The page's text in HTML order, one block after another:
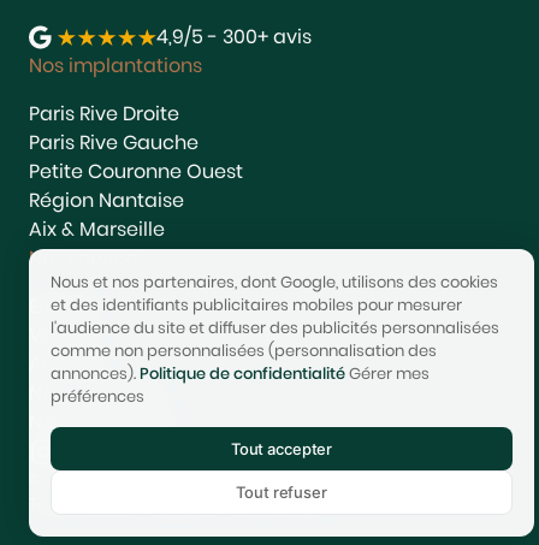
4,9/5 - 300+ avis
Nos implantations
Paris Rive Droite
Paris Rive Gauche
Petite Couronne Ouest
Région Nantaise
Aix & Marseille
Nos services
Estimer
Vendre
Acheter
Nous rejoindre
Nous contacter
© 2017-2025 STONEO | Tech & Website powered byAvest
Tarifs
Confidentialité
Nous et nos partenaires, dont Google, utilisons des cookies
et des identifiants publicitaires mobiles pour mesurer
l'audience du site et diffuser des publicités personnalisées
comme non personnalisées (personnalisation des
annonces).Politique de confidentialitéGérer mes
préférences
Tout accepter
Tout refuser